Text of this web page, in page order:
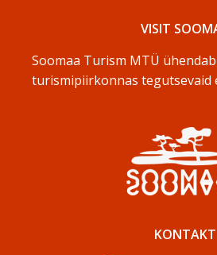
VISIT
Soomaa Turism MTÜ
turismipiirkonnas tegutsevaid
KONTAKT